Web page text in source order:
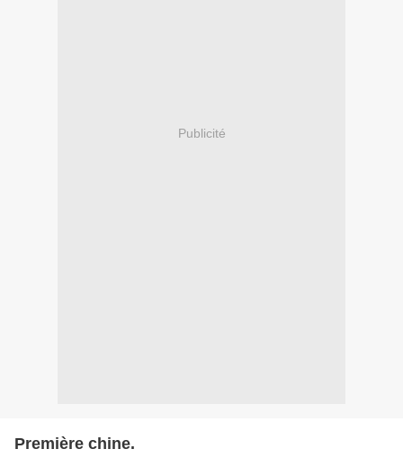
Publicité
Première chine.